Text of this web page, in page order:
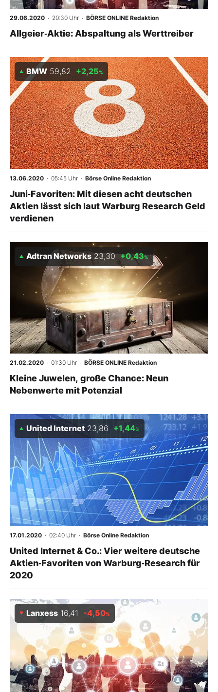
29.06.2020 · 20:30 Uhr · BÖRSE ONLINE Redaktion
Allgeier‑Aktie: Abspaltung als Werttreiber
BMW 59,82 +2,25%
13.06.2020 · 05:45 Uhr · Börse Online Redaktion
Juni‑Favoriten: Mit diesen acht deutschen
Aktien lässt sich laut Warburg Research Geld
verdienen
Adtran Networks 23,30 +0,43%
21.02.2020 · 01:30 Uhr · BÖRSE ONLINE Redaktion
Kleine Juwelen, große Chance: Neun
Nebenwerte mit Potenzial
United Internet 23,86 +1,44%
17.01.2020 · 02:40 Uhr · Börse Online Redaktion
United Internet & Co.: Vier weitere deutsche
Aktien‑Favoriten von Warburg‑Research für
2020
Lanxess 16,41 -4,50%